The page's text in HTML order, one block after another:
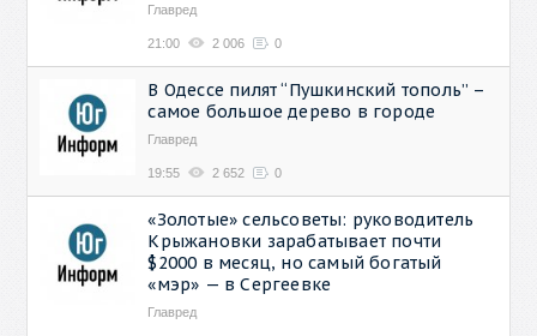
Главред
21:00 2 006 0
В Одессе пилят “Пушкинский тополь” –
самое большое дерево в городе
Главред
19:55 2 652 0
«Золотые» сельсоветы: руководитель
Крыжановки зарабатывает почти
$2000 в месяц, но самый богатый
«мэр» — в Сергеевке
Главред